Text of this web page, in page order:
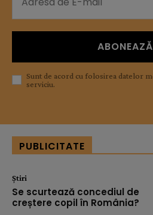
Sunt de acord cu folosirea datelor
serviciu.
PUBLICITATE
Știri
Se scurtează concediul de
creștere copil în România?